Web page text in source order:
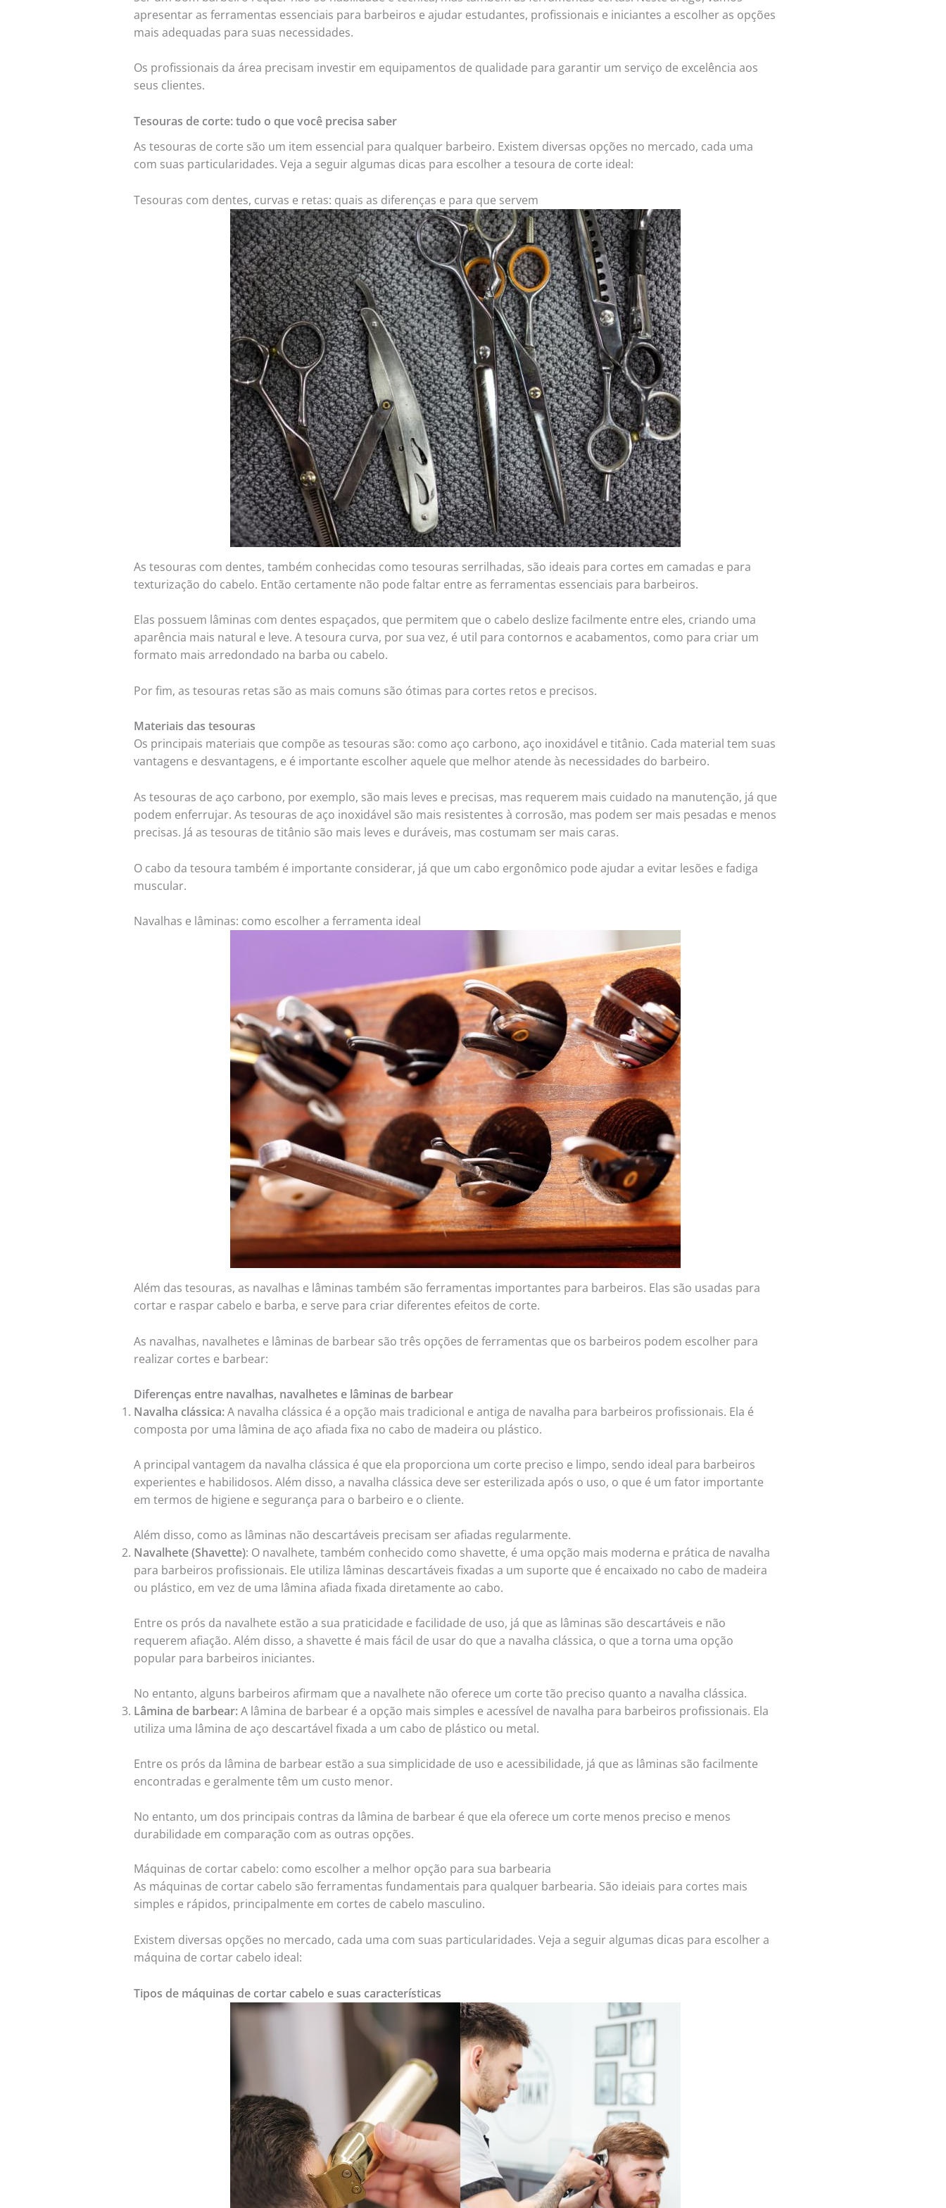
apresentar as ferramentas essenciais para barbeiros e ajudar estudantes, profissionais e iniciantes a escolher as opções
mais adequadas para suas necessidades.
Os profissionais da área precisam investir em equipamentos de qualidade para garantir um serviço de excelência aos
seus clientes.
Tesouras de corte: tudo o que você precisa saber
As tesouras de corte são um item essencial para qualquer barbeiro. Existem diversas opções no mercado, cada uma
com suas particularidades. Veja a seguir algumas dicas para escolher a tesoura de corte ideal:
Tesouras com dentes, curvas e retas: quais as diferenças e para que servem
As tesouras com dentes, também conhecidas como tesouras serrilhadas, são ideais para cortes em camadas e para
texturização do cabelo. Então certamente não pode faltar entre as ferramentas essenciais para barbeiros.
Elas possuem lâminas com dentes espaçados, que permitem que o cabelo deslize facilmente entre eles, criando uma
aparência mais natural e leve. A tesoura curva, por sua vez, é util para contornos e acabamentos, como para criar um
formato mais arredondado na barba ou cabelo.
Por fim, as tesouras retas são as mais comuns são ótimas para cortes retos e precisos.
Materiais das tesouras
Os principais materiais que compõe as tesouras são: como aço carbono, aço inoxidável e titânio. Cada material tem suas
vantagens e desvantagens, e é importante escolher aquele que melhor atende às necessidades do barbeiro.
As tesouras de aço carbono, por exemplo, são mais leves e precisas, mas requerem mais cuidado na manutenção, já que
podem enferrujar. As tesouras de aço inoxidável são mais resistentes à corrosão, mas podem ser mais pesadas e menos
precisas. Já as tesouras de titânio são mais leves e duráveis, mas costumam ser mais caras.
O cabo da tesoura também é importante considerar, já que um cabo ergonômico pode ajudar a evitar lesões e fadiga
muscular.
Navalhas e lâminas: como escolher a ferramenta ideal
Além das tesouras, as navalhas e lâminas também são ferramentas importantes para barbeiros. Elas são usadas para
cortar e raspar cabelo e barba, e serve para criar diferentes efeitos de corte.
As navalhas, navalhetes e lâminas de barbear são três opções de ferramentas que os barbeiros podem escolher para
realizar cortes e barbear:
Diferenças entre navalhas, navalhetes e lâminas de barbear
Navalha clássica:A navalha clássica é a opção mais tradicional e antiga de navalha para barbeiros profissionais. Ela é
composta por uma lâmina de aço afiada fixa no cabo de madeira ou plástico.
A principal vantagem da navalha clássica é que ela proporciona um corte preciso e limpo, sendo ideal para barbeiros
experientes e habilidosos. Além disso, a navalha clássica deve ser esterilizada após o uso, o que é um fator importante
em termos de higiene e segurança para o barbeiro e o cliente.
Além disso, como as lâminas não descartáveis precisam ser afiadas regularmente.
Navalhete (Shavette): O navalhete, também conhecido como shavette, é uma opção mais moderna e prática de navalha
para barbeiros profissionais. Ele utiliza lâminas descartáveis fixadas a um suporte que é encaixado no cabo de madeira
ou plástico, em vez de uma lâmina afiada fixada diretamente ao cabo.
Entre os prós da navalhete estão a sua praticidade e facilidade de uso, já que as lâminas são descartáveis e não
requerem afiação. Além disso, a shavette é mais fácil de usar do que a navalha clássica, o que a torna uma opção
popular para barbeiros iniciantes.
No entanto, alguns barbeiros afirmam que a navalhete não oferece um corte tão preciso quanto a navalha clássica.
Lâmina de barbear:A lâmina de barbear é a opção mais simples e acessível de navalha para barbeiros profissionais. Ela
utiliza uma lâmina de aço descartável fixada a um cabo de plástico ou metal.
Entre os prós da lâmina de barbear estão a sua simplicidade de uso e acessibilidade, já que as lâminas são facilmente
encontradas e geralmente têm um custo menor.
No entanto, um dos principais contras da lâmina de barbear é que ela oferece um corte menos preciso e menos
durabilidade em comparação com as outras opções.
Máquinas de cortar cabelo: como escolher a melhor opção para sua barbearia
As máquinas de cortar cabelo são ferramentas fundamentais para qualquer barbearia. São ideiais para cortes mais
simples e rápidos, principalmente em cortes de cabelo masculino.
Existem diversas opções no mercado, cada uma com suas particularidades. Veja a seguir algumas dicas para escolher a
máquina de cortar cabelo ideal:
Tipos de máquinas de cortar cabelo e suas características